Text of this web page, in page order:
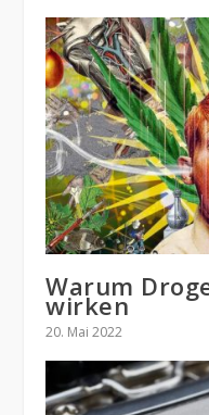
Warum
wirken
20. Mai 2022